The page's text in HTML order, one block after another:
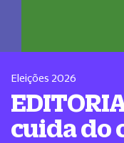
Eleições 2026
cuida do